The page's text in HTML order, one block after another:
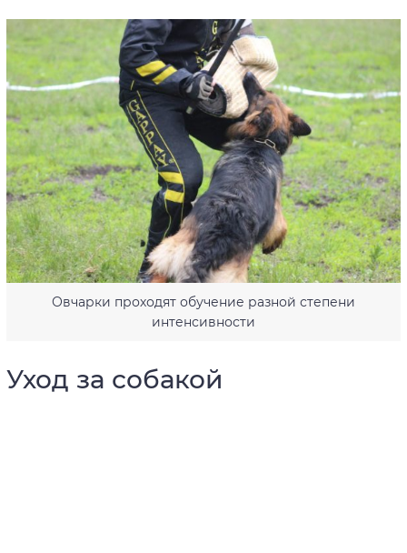
Овчарки проходят обучение разной степени
интенсивности
Уход за собакой